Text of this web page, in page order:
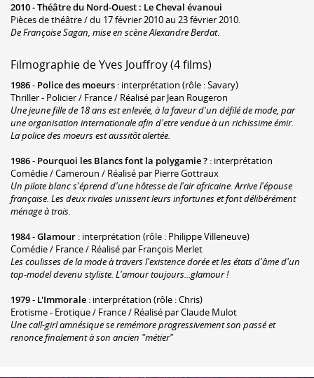
2010 -Théâtre du Nord-Ouest : Le Cheval évanoui
Pièces de théâtre / du 17 février 2010 au 23 février 2010.
De Françoise Sagan, mise en scène Alexandre Berdat.
Filmographie de Yves Jouffroy (4 films)
1986- Police des moeurs : interprétation (rôle : Savary)
Thriller - Policier / France / Réalisé par Jean Rougeron
Une jeune fille de 18 ans est enlevée, à la faveur d'un défilé de mode, par
une organisation internationale afin d'etre vendue à un richissime émir.
La police des moeurs est aussitôt alertée.
1986- Pourquoi les Blancs font la polygamie ? : interprétation
Comédie / Cameroun / Réalisé par Pierre Gottraux
Un pilote blanc s'éprend d'une hôtesse de l'air africaine. Arrive l'épouse
française. Les deux rivales unissent leurs infortunes et font délibérément
ménage à trois.
1984-Glamour : interprétation (rôle : Philippe Villeneuve)
Comédie / France / Réalisé par François Merlet
Les coulisses de la mode à travers l'existence dorée et les états d'âme d'un
top-model devenu styliste. L'amour toujours...glamour !
1979- L'Immorale : interprétation (rôle : Chris)
Erotisme - Erotique / France / Réalisé par Claude Mulot
Une call-girl amnésique se remémore progressivement son passé et
renonce finalement à son ancien "métier"